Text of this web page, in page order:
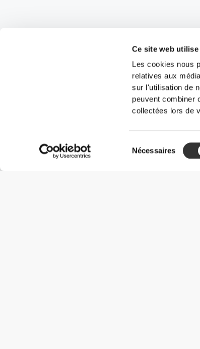
Ce site web
Les cookies nous
relatives aux
sur l'utilisation de
peuvent combiner
collectées lors de
du
Nécessaires